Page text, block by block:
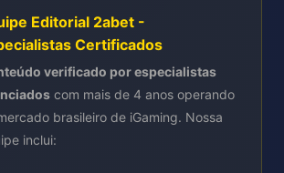
Editorial 2abet -
Certificados
verificado por especialistas
com mais de 4 anos operando
brasileiro de iGaming. Nossa
inclui: